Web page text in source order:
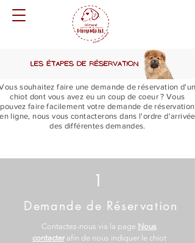
souhaitez faire une demande de réservation d'un
chiot dont vous avez eu un coup de coeur ? Vous
pouvez faire facilement votre demande de réservation
en ligne, nous vous contacterons dans l'ordre d'arrivée
des différentes demandes.
1
Demande de Réservation
Contactez-nous via la page Nous
contacterafin de nous indiquer le chiot